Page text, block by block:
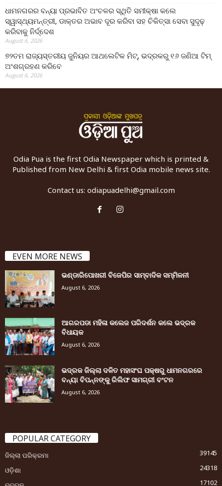
ଧାମନଗରର ବନ୍ୟା ପ୍ରଭାବିତ ଅଂଚଳର ସ୍ଥିତି ସମୀକ୍ଷା କଲେ
ସ୍ୱାସ୍ଥ୍ୟମନ୍ତ୍ରୀ, ଡାକ୍ତର ଅଭାବ ଦୂର କରିବା ସହ ଚିକିତ୍ସା ସେବା ସୁଦୃଢ଼
କରିବାକୁ ନିର୍ଦ୍ଦେଶ
August 6, 2026
୭୨ତମ ରାଜ୍ୟସ୍ତରୀୟ ଜୁନିୟର ଆଥଲେଟିକ ମିଟ୍‌, ଭଦ୍ରକରୁ ୧୬ ଜଣିଆ ଟିମ୍
ଅଂଶଗ୍ରହଣ କରିବେ
August 6, 2026
Odia Pua is the first Odia Newspaper which is printed &
Published from New Delhi & first Odia mobile news site.
Contact us: odiapuadelhi@gmail.com
EVEN MORE NEWS
ଭଣ୍ଡାରିପୋଖରୀ ବିଜେପିର ସାମ୍ବାଦିକ ସମ୍ମିଳନୀ
August 6, 2026
ଆଗରପଡା ମହିଳା କଲେଜ ପରିଦର୍ଶନ କଲେ ଭଦ୍ରକ
ବିଧାୟକ
August 6, 2026
ଭଦ୍ରକ ଜିଲ୍ଲା ଦଳିତ ମହାସଂଘ ପକ୍ଷରୁ ଧାମନଗରରେ
ବନ୍ୟା ବିପନ୍ନଙ୍କୁ ରିଲିଫ ସାମଗ୍ରୀ ବଂଟନ
August 6, 2026
POPULAR CATEGORY
ଜିଲ୍ଲା ପରିକ୍ରମା
39145
ଓଡ଼ିଶା
24318
17102